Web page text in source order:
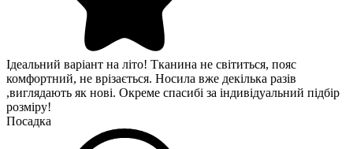
Ідеальний варіант на літо! Тканина не світиться, пояс
комфортний, не врізається. Носила вже декілька разів
,виглядають як нові. Окреме спасибі за індивідуальний підбір
розміру!
Посадка